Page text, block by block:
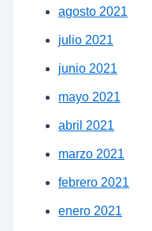
agosto 2021
julio 2021
junio 2021
mayo 2021
abril 2021
marzo 2021
febrero 2021
enero 2021